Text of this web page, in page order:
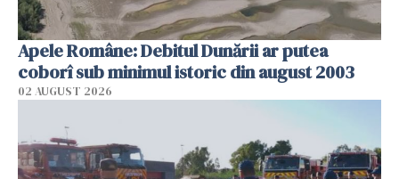
Apele Române: Debitul Dunării ar putea
coborî sub minimul istoric din august 2003
02 AUGUST 2026